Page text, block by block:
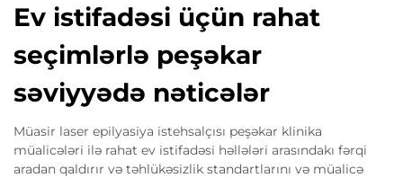
Ev istifadəsi üçün rahat
seçimlərlə peşəkar
səviyyədə nəticələr
Müasir laser epilyasiya istehsalçısı peşəkar klinika
müalicələri ilə rahat ev istifadəsi həllələri arasındakı fərqi
aradan qaldırır və təhlükəsizlik standartlarını və müalicə